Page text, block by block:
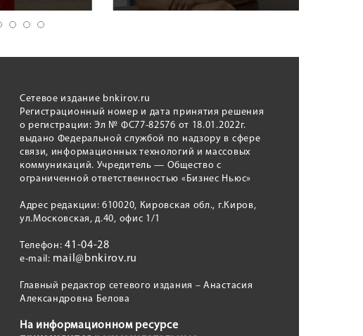
Сетевое издание bnkirov.ru
Регистрационный номер и дата принятия решения
о регистрации: Эл № ФС77-82576 от 18.01.2022г.
выдано Федеральной службой по надзору в сфере
связи, информационных технологий и массовых
коммуникаций. Учредитель — Общество с
ограниченной ответственностью «Бизнес Ньюс»
Адрес редакции: 610020, Кировская обл., г.Киров,
ул.Московская, д.40, офис 1/1
Телефон:41-04-28
e-mail: mail@bnkirov.ru
Главный редактор сетевого издания – Анастасия
Александровна Белова
На информационном ресурсе